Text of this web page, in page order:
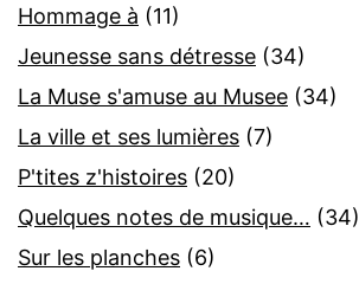
Hommage à (11)
Jeunesse sans détresse (34)
La Muse s'amuse au Musee (34)
La ville et ses lumières (7)
P'tites z'histoires (20)
Quelques notes de musique… (34)
Sur les planches (6)